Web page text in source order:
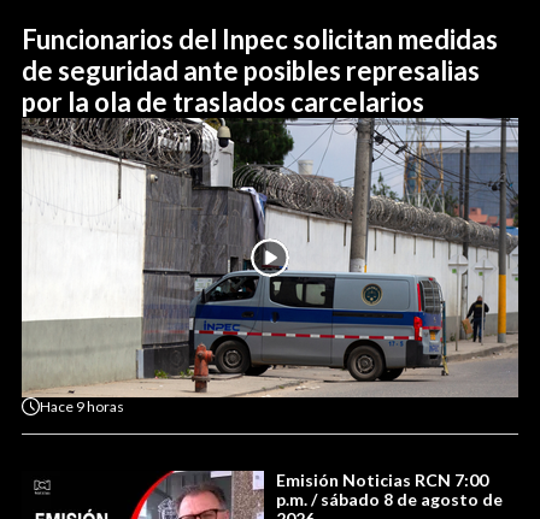
Funcionarios del Inpec solicitan medidas
de seguridad ante posibles represalias
por la ola de traslados carcelarios
Hace 9 horas
Emisión Noticias RCN 7:00
p.m. / sábado 8 de agosto de